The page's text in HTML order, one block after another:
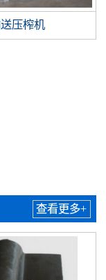
压榨机
查看更多+